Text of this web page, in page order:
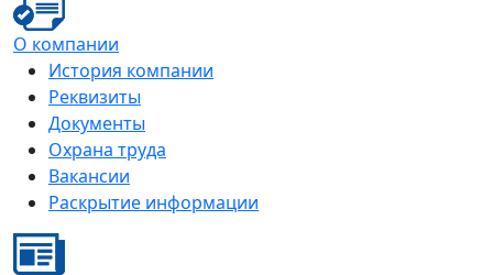
О компании
История компании
Реквизиты
Документы
Охрана труда
Вакансии
Раскрытие информации